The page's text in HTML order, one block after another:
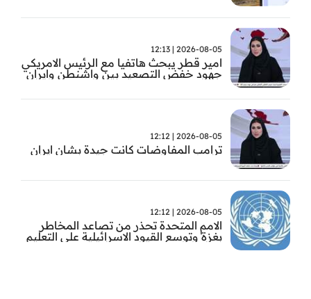
2026-08-05 | 12:13
امير قطر يبحث هاتفيا مع الرئيس الامريكي
جهود خفض التصعيد بين واشنطن وايران
2026-08-05 | 12:12
ترامب المفاوضات كانت جيدة بشان ايران
2026-08-05 | 12:12
الامم المتحدة تحذر من تصاعد المخاطر
بغزة وتوسع القيود الاسرائيلية على التعليم